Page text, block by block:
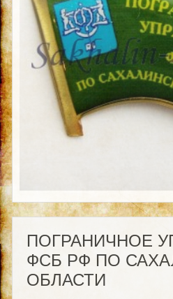
ПОГРАНИЧНОЕ
ФСБ РФ ПО
ОБЛАСТИ